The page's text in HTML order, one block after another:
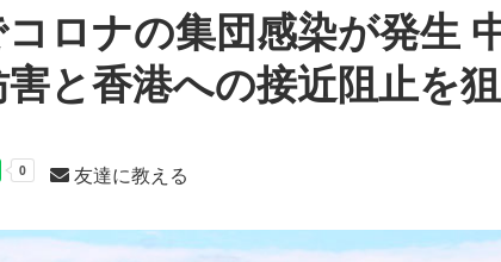
ロナの集団感染が発生
と香港への接近阻止を
友達に教える